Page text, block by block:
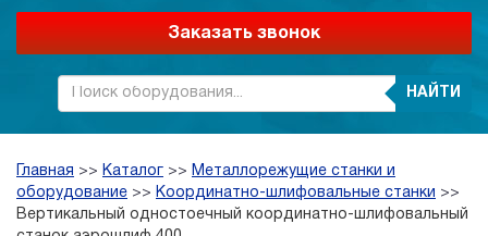
Заказать звонок
НАЙТИ
Главная >> Каталог >> Металлорежущие станки и
оборудование >> Координатно-шлифовальные станки >>
Вертикальный одностоечный координатно-шлифовальный